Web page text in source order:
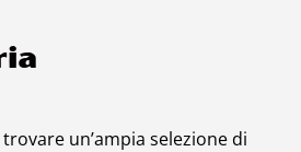
un’ampia selezione di